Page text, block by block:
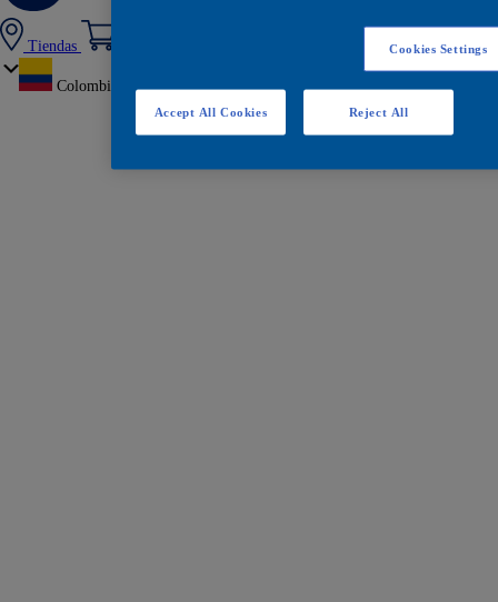
Tiendas
Colombia
Cookies Settings
Reject All
Accept All Cookies